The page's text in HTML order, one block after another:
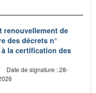
renouvellement de
des décrets n°
à la certification des
Date de signature : 28-